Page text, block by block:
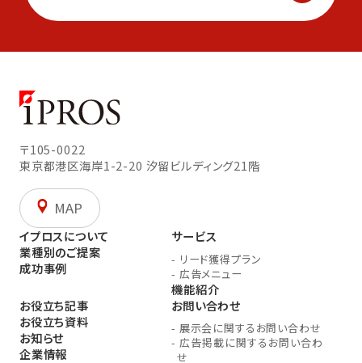
〒105-0022
東京都港区海岸1-2-20 汐留ビルディング21階
MAP
イプロスについて
業種別のご提案
成功事例
サービス
- リード獲得プラン
- 広告メニュー
機能紹介
お役立ち記事
お役立ち資料
お知らせ
企業情報
お問い合わせ
- 展示会に関するお問い合わせ
- 広告掲載に関するお問い合わ
せ